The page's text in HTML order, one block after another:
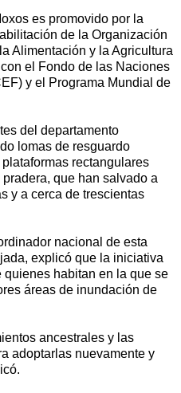
es promovido por la
de la Organización
Alimentación y la Agricultura
el Fondo de las Naciones
y el Programa Mundial de
del departamento
lomas de resguardo
rectangulares
que han salvado a
y a cerca de trescientas
nacional de esta
explicó que la iniciativa
quienes habitan en la que se
áreas de inundación de
ancestrales y las
adoptarlas nuevamente y